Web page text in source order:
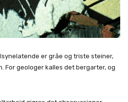
er gråe og triste steiner,
For geologer kalles det bergarter, og